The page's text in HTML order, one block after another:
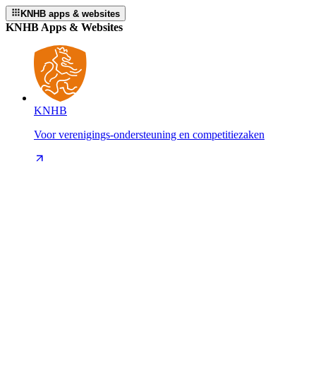
KNHB apps & websites
KNHB Apps & Websites
KNHB
Voor verenigings-ondersteuning en competitiezaken